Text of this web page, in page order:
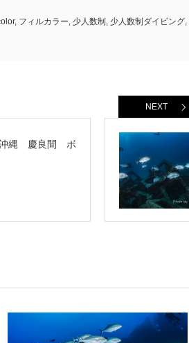
, フィルカラー, 少人数制 , 少人数制ダイビング,
沖縄 慶良間 ボ
NEXT